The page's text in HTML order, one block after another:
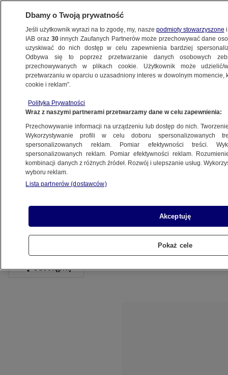
"Jestem tym absolutnie
Źródło zdjęcia głównego:
Udostępnij
Dbamy o Twoją prywatność
Jeśli użytkownik wyrazi na to zgodę, my, nasze podmioty stowarzyszone
IAB oraz 30innych Zaufanych Partnerów może przechowywać dane
uzyskiwać do nich dostęp w celu zapewnienia bardziej
Odbywa się to poprzez przetwarzanie danych osobowych
przechowywanych w plikach cookie. Użytkownik może
przetwarzaniu w oparciu o uzasadniony interes w dowolnym momencie,
cookie i reklam”.
Polityka Prywatności
Wraz z naszymi partnerami przetwarzamy dane w celu zapewnienia:
Przechowywanie informacji na urządzeniu lub dostęp do nich.
Wykorzystywanie profili w celu doboru spersonalizowanych
spersonalizowanych reklam. Pomiar efektywności treści.
spersonalizowanych reklam. Pomiar efektywności reklam.
kombinacji danych z różnych źródeł. Rozwój i ulepszanie usług.
wyboru reklam.
Lista partnerów (dostawców)
Akceptuję
Pokaż cele